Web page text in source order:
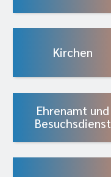
Kirchen
Ehrenamt und
Besuchsdienst